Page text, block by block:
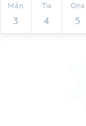
Mån
3
Tis
4
Ons
5